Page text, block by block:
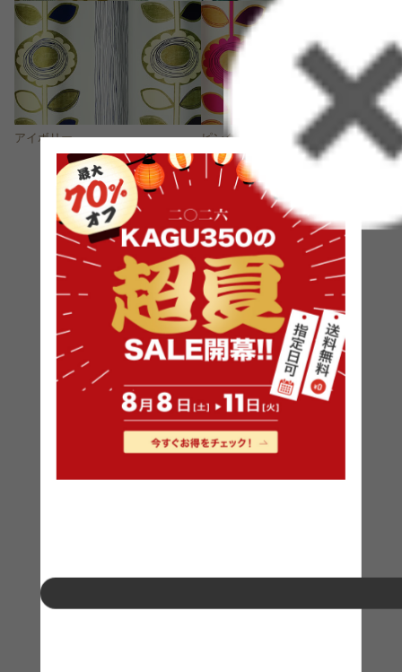
アイボリー ピンク